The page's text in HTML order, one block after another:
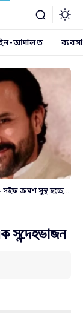
আদালত ব্যবসা
সইফ ক্রমশ সুস্থ হচ্ছেন, ধরা পড়ল এক সন্দেহভাজন
সন্দেহভাজন